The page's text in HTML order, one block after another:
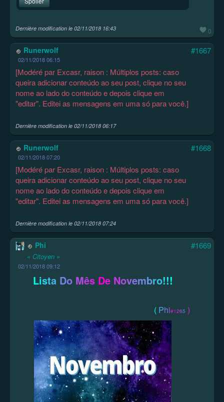
0
Dernière modification le 02/11/2018 16:43
Runerwolf
02/11/2018 06:15
#1667
[Modéré par Excasr, raison : Múltiplos posts: caso
queira adicionar conteúdo ao seu post, clique no seu
nome ao lado do conteúdo e depois clique em
"editar". Editei as mensagens em uma só para você.]
Dernière modification le 02/11/2018 06:17
Runerwolf
02/11/2018 07:20
#1668
[Modéré par Excasr, raison : Múltiplos posts: caso
queira adicionar conteúdo ao seu post, clique no seu
nome ao lado do conteúdo e depois clique em
"editar". Editei as mensagens em uma só para você.]
Dernière modification le 02/11/2018 07:24
Phi
« Citoyen »
02/11/2018 09:12
#1669
Lista Do Mês De Novembro!!!
( Phi#1265 )